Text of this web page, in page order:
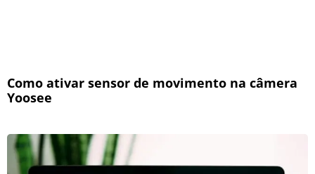
Como ativar sensor de movimento na câmera
Yoosee